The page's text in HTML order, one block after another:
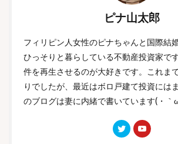
ピナ山太郎
フィリピン人女性のピナちゃんと国際結
ひっそりと暮らしている不動産投資家で
件を再生させるのが大好きです。これま
りでしたが、最近はボロ戸建て投資には
のブログは妻に内緒で書いています(・｀